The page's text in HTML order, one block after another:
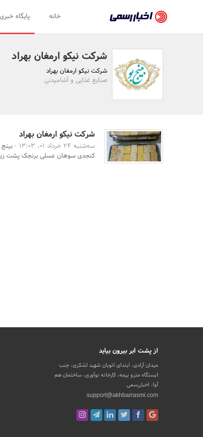
رسمی
اخبار
تایید
سازمان‌ها
و
روابط
خانه پایگاه خبری
شرکت نیکو ارمغان بهراد
شرکت نیکو ارمغان بهراد
صنایع غذایی و آشامیدنی
شرکت نیکو ارمغان بهراد
سه‌شنبه 24 خرداد 01، 13:03 -
کنجدی سوهان عسلی برنجک پشت
از پشت ابر بیرون بیاید
میدان آزادی، ابتدای اتوبان شهید لشکری، جنب
ایستگاه مترو بیمه، کارخانه نوآوری، ساختمان هم
آوا، اخباررسمی
support@akhbarrasmi.com